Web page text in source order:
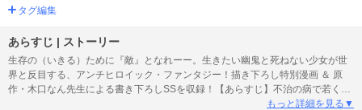
タグ編集
あらすじ | ストーリー
生存の（いきる）ために『敵』となれーー。生きたい幽鬼と死ねない少女が世
界と反目する、アンチヒロイック・ファンタジー！描き下ろし特別漫画 ＆ 原
作・木口なん先生による書き下ろしSSを収録！【あらすじ】不治の病で若くし
て生涯を終えた青年・修（おさむ）。そんな彼の第二の人生とは、未知の世界
もっと詳細を見る▼